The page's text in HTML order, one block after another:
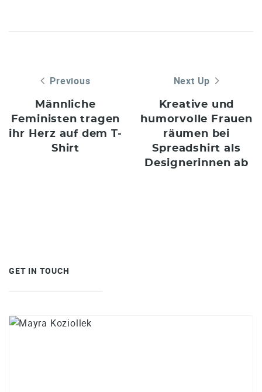
Previous
Männliche
Feministen tragen
ihr Herz auf dem T-
Shirt
Next Up
Kreative und
humorvolle Frauen
räumen bei
Spreadshirt als
Designerinnen ab
GET IN TOUCH